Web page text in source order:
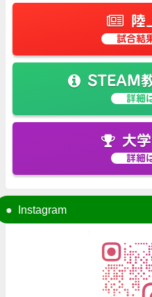
陸
試合結
STEAM
詳細
大
詳細
Instagram